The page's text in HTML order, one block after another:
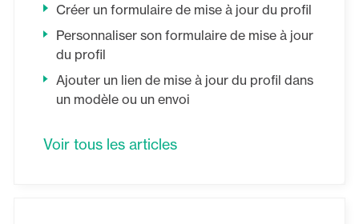
Créer un formulaire de mise à jour du profil
Personnaliser son formulaire de mise à jour
du profil
Ajouter un lien de mise à jour du profil dans
un modèle ou un envoi
Voir tous les articles